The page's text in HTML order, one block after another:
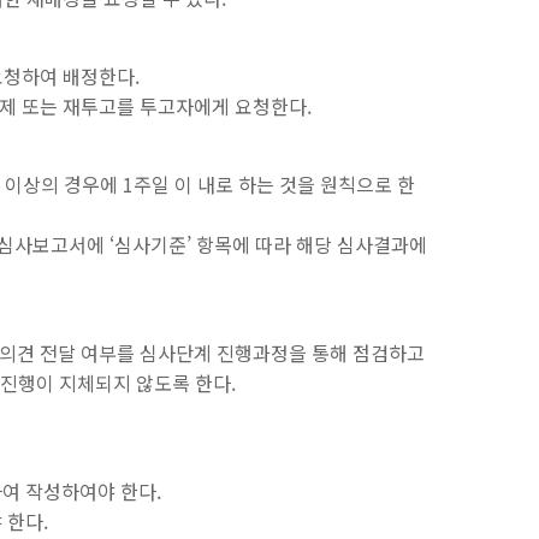
하여 배정한다.
또는 재투고를 투고자에게 요청한다.
상의 경우에 1주일 이 내로 하는 것을 원칙으로 한
보고서에 ‘심사기준’ 항목에 따라 해당 심사결과에
견 전달 여부를 심사단계 진행과정을 통해 점검하고
행이 지체되지 않도록 한다.
작성하여야 한다.
한다.